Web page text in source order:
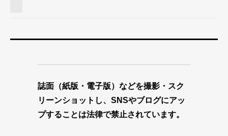
誌面（紙版・電子版）などを撮影・スク
リーンショットし、SNSやブログにアッ
プすることは法律で禁止されています。